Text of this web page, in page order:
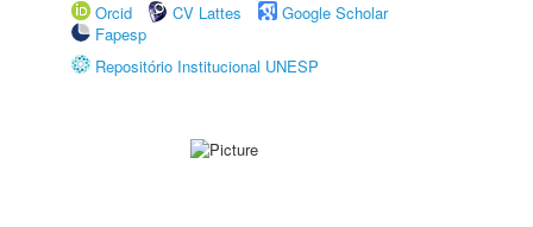
Orcid
CV Lattes
Google Scholar
Fapesp
Repositório Institucional UNESP